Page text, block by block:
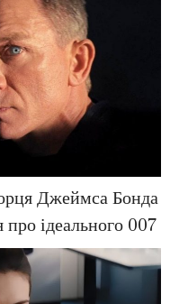
Джеймса Бонда
про ідеального 007